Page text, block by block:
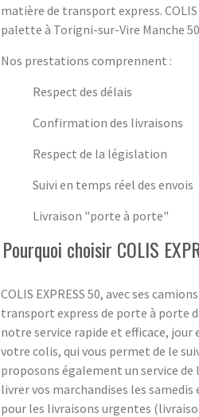
matière de transport express.
palette à Torigni-sur-Vire Manche
Nos prestations comprennent :
Respect des délais
Confirmation des livraisons
Respect de la législation
Suivi en temps réel des envois
Livraison "porte à porte"
Pourquoi choisir COLIS
COLIS EXPRESS 50, avec ses
transport express de porte à porte
notre service rapide et efficace,
votre colis, qui vous permet de le
proposons également un service
livrer vos marchandises les
pour les livraisons urgentes